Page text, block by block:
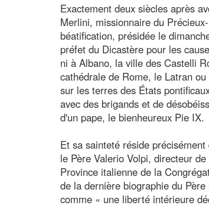
Exactement deux siècles après
Merlini, missionnaire du
béatification, présidée le
préfet du Dicastère pour les
ni à Albano, la ville des Castelli
cathédrale de Rome, le Latran
sur les terres des États
avec des brigands et de
d'un pape, le bienheureux Pie IX.
Et sa sainteté réside
le Père Valerio Volpi, directeur
Province italienne de la
de la dernière biographie du
comme « une liberté intérieure